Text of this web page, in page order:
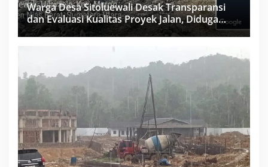
Warga Desa Sitoluewali Desak Transparansi
dan Evaluasi Kualitas Proyek Jalan, Diduga
Minim Informasi